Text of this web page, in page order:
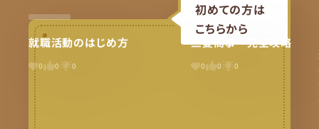
就職活動のはじめ方
0 0 0
三菱商事 完全攻略
0 0 0
初めての方は
こちらから